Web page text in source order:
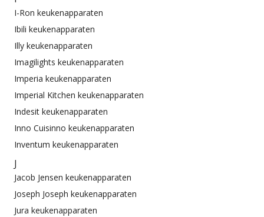
I-Ron keukenapparaten
Ibili keukenapparaten
Illy keukenapparaten
Imagilights keukenapparaten
Imperia keukenapparaten
Imperial Kitchen keukenapparaten
Indesit keukenapparaten
Inno Cuisinno keukenapparaten
Inventum keukenapparaten
J
Jacob Jensen keukenapparaten
Joseph Joseph keukenapparaten
Jura keukenapparaten